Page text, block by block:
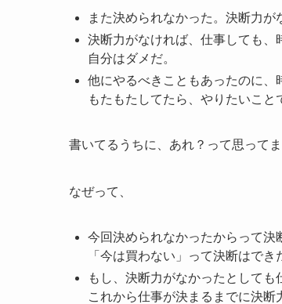
また決められなかった。決断力が
決断力がなければ、仕事しても、
自分はダメだ。
他にやるべきこともあったのに、
もたもたしてたら、やりたいこと
書いてるうちに、あれ？って思ってま
なぜって、
今回決められなかったからって決
「今は買わない」って決断はでき
もし、決断力がなかったとしても
これから仕事が決まるまでに決断